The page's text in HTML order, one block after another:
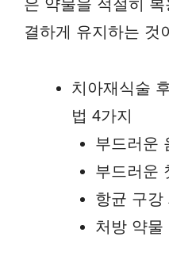
은 약물을 적절히
결하게 유지하는 것
치아재식술
법 4가지
부드러운
부드러운
항균 구강
처방 약물